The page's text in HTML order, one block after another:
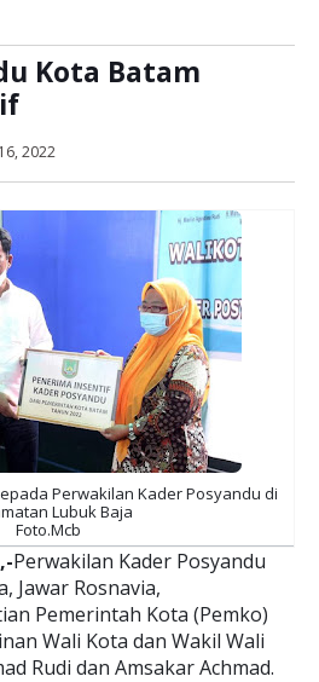
Kota Batam
2022
Perwakilan Kader Posyandu di
Lubuk Baja
Foto.Mcb
Perwakilan Kader Posyandu
Jawar Rosnavia,
Pemerintah Kota (Pemko)
Wali Kota dan Wakil Wali
Rudi dan Amsakar Achmad.